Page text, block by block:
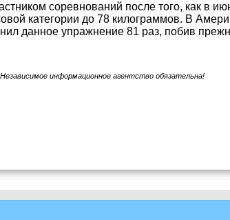
соревнований после того, как в
категории до 78 килограммов. В
данное упражнение 81 раз, побив
информационное агентство обязательна!